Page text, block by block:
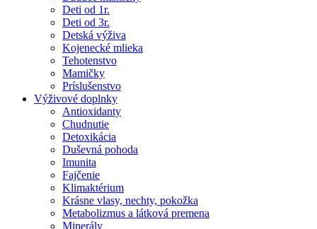
Deti od 1r.
Deti od 3r.
Detská výživa
Kojenecké mlieka
Tehotenstvo
Mamičky
Príslušenstvo
Výživové doplnky
Antioxidanty
Chudnutie
Detoxikácia
Duševná pohoda
Imunita
Fajčenie
Klimaktérium
Krásne vlasy, nechty, pokožka
Metabolizmus a látková premena
Minerály